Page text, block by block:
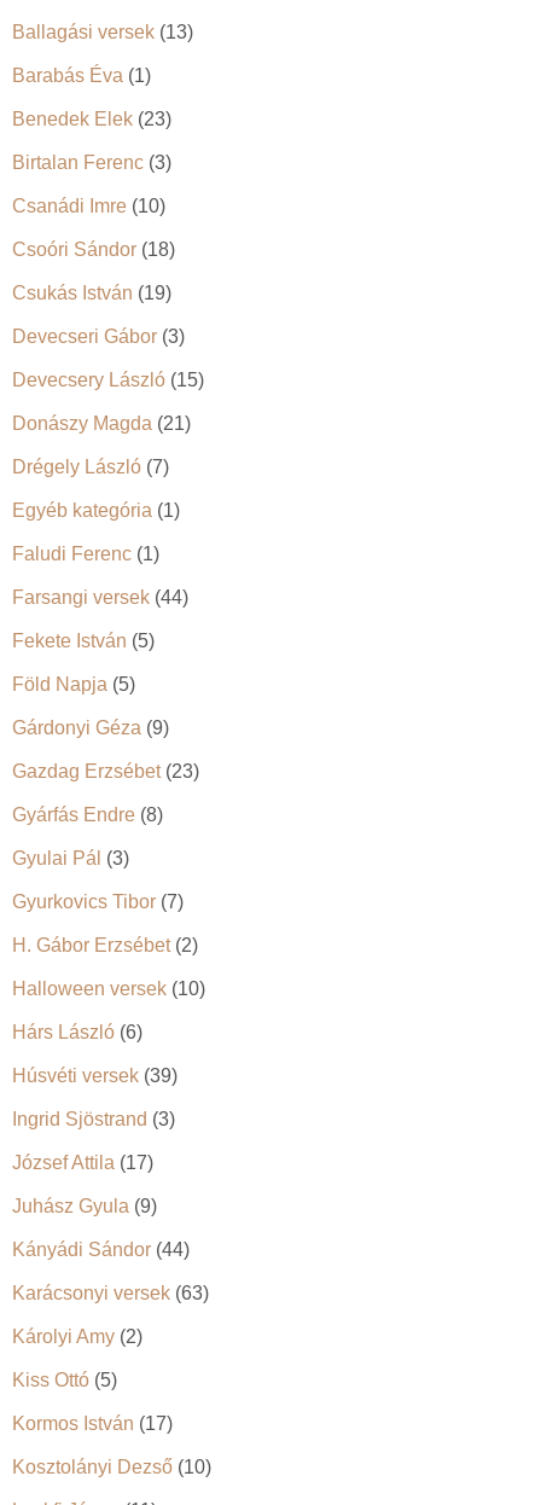
Ballagási versek (13)
Barabás Éva (1)
Benedek Elek (23)
Birtalan Ferenc (3)
Csanádi Imre (10)
Csoóri Sándor (18)
Csukás István (19)
Devecseri Gábor (3)
Devecsery László (15)
Donászy Magda (21)
Drégely László (7)
Egyéb kategória (1)
Faludi Ferenc (1)
Farsangi versek (44)
Fekete István (5)
Föld Napja (5)
Gárdonyi Géza (9)
Gazdag Erzsébet(23)
Gyárfás Endre (8)
Gyulai Pál (3)
Gyurkovics Tibor (7)
H. Gábor Erzsébet(2)
Halloween versek (10)
Hárs László (6)
Húsvéti versek (39)
Ingrid Sjöstrand (3)
József Attila (17)
Juhász Gyula (9)
Kányádi Sándor (44)
Karácsonyi versek (63)
Károlyi Amy (2)
Kiss Ottó (5)
Kormos István (17)
Kosztolányi Dezső (10)